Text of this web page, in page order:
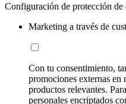
Configuración de protección de
Marketing a través de
Con tu consentimiento,
promociones externas en
productos relevantes.
personales encriptados